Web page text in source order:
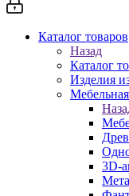
Каталог товаров
Назад
Каталог
Изделия
3D-